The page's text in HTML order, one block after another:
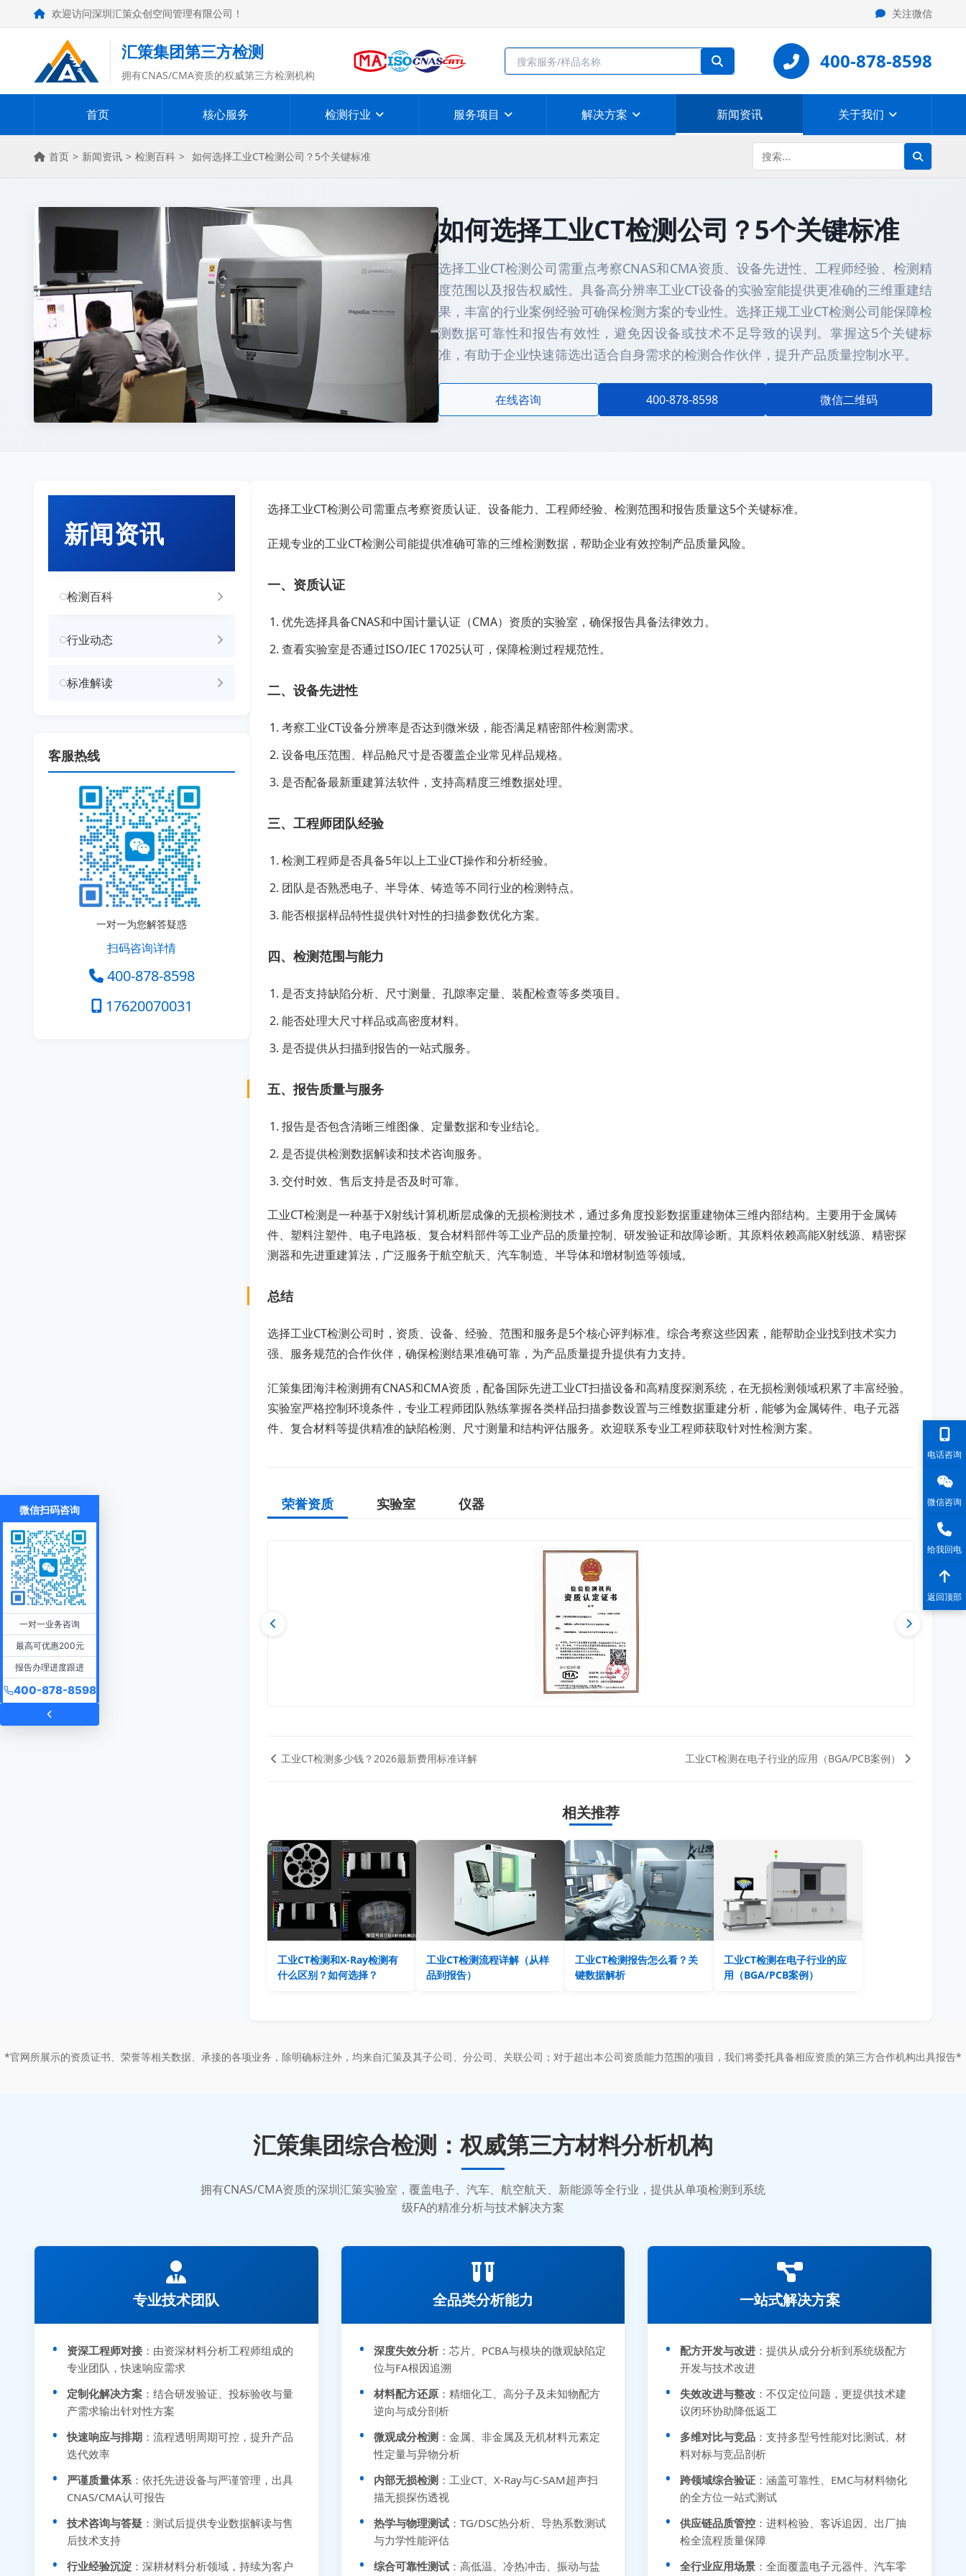
欢迎访问深圳汇策众创空间管理有限公司！ 关注微信
汇策集团第三方检测
拥有CNAS/CMA资质的权威第三方检测机构
400-878-8598
首页 核心服务 检测行业 服务项目 解决方案 新闻资讯 关于我们
首页 > 新闻资讯 > 检测百科 > 如何选择工业CT检测公司？5个关键标准
如何选择工业CT检测公司？5个关键标准
选择工业CT检测公司需重点考察CNAS和CMA资质、设备先进性、工程师经验、检测精
度范围以及报告权威性。具备高分辨率工业CT设备的实验室能提供更准确的三维重建结
果，丰富的行业案例经验可确保检测方案的专业性。选择正规工业CT检测公司能保障检
测数据可靠性和报告有效性，避免因设备或技术不足导致的误判。掌握这5个关键标
准，有助于企业快速筛选出适合自身需求的检测合作伙伴，提升产品质量控制水平。
在线咨询 400-878-8598 微信二维码
选择工业CT检测公司需重点考察资质认证、设备能力、工程师经验、检测范围和报告质量这5个关键标准。
正规专业的工业CT检测公司能提供准确可靠的三维检测数据，帮助企业有效控制产品质量风险。
一、资质认证
优先选择具备CNAS和中国计量认证（CMA）资质的实验室，确保报告具备法律效力。
查看实验室是否通过ISO/IEC 17025认可，保障检测过程规范性。
二、设备先进性
考察工业CT设备分辨率是否达到微米级，能否满足精密部件检测需求。
设备电压范围、样品舱尺寸是否覆盖企业常见样品规格。
是否配备最新重建算法软件，支持高精度三维数据处理。
三、工程师团队经验
检测工程师是否具备5年以上工业CT操作和分析经验。
团队是否熟悉电子、半导体、铸造等不同行业的检测特点。
能否根据样品特性提供针对性的扫描参数优化方案。
四、检测范围与能力
是否支持缺陷分析、尺寸测量、孔隙率定量、装配检查等多类项目。
能否处理大尺寸样品或高密度材料。
是否提供从扫描到报告的一站式服务。
五、报告质量与服务
报告是否包含清晰三维图像、定量数据和专业结论。
是否提供检测数据解读和技术咨询服务。
交付时效、售后支持是否及时可靠。
工业CT检测是一种基于X射线计算机断层成像的无损检测技术，通过多角度投影数据重建物体三维内部结构。主要用于金属铸
件、塑料注塑件、电子电路板、复合材料部件等工业产品的质量控制、研发验证和故障诊断。其原料依赖高能X射线源、精密探
测器和先进重建算法，广泛服务于航空航天、汽车制造、半导体和增材制造等领域。
总结
选择工业CT检测公司时，资质、设备、经验、范围和服务是5个核心评判标准。综合考察这些因素，能帮助企业找到技术实力
强、服务规范的合作伙伴，确保检测结果准确可靠，为产品质量提升提供有力支持。
汇策集团海沣检测拥有CNAS和CMA资质，配备国际先进工业CT扫描设备和高精度探测系统，在无损检测领域积累了丰富经验。
实验室严格控制环境条件，专业工程师团队熟练掌握各类样品扫描参数设置与三维数据重建分析，能够为金属铸件、电子元器
件、复合材料等提供精准的缺陷检测、尺寸测量和结构评估服务。欢迎联系专业工程师获取针对性检测方案。
荣誉资质 实验室 仪器
工业CT检测多少钱？2026最新费用标准详解 工业CT检测在电子行业的应用（BGA/PCB案例）
相关推荐
工业CT检测和X-Ray检测有
什么区别？如何选择？
工业CT检测流程详解（从样
品到报告）
工业CT检测报告怎么看？关
键数据解析
工业CT检测在电子行业的应
用（BGA/PCB案例）
新闻资讯
检测百科
行业动态
标准解读
客服热线
一对一为您解答疑惑
扫码咨询详情
400-878-8598
17620070031
*官网所展示的资质证书、荣誉等相关数据、承接的各项业务，除明确标注外，均来自汇策及其子公司、分公司、关联公司；对于超出本公司资质能力范围的项目，我们将委托具备相应资质的第三方合作机构出具报告*
汇策集团综合检测：权威第三方材料分析机构
拥有CNAS/CMA资质的深圳汇策实验室，覆盖电子、汽车、航空航天、新能源等全行业，提供从单项检测到系统
级FA的精准分析与技术解决方案
专业技术团队
资深工程师对接 ：由资深材料分析工程师组成的
专业团队，快速响应需求
定制化解决方案 ：结合研发验证、投标验收与量
产需求输出针对性方案
快速响应与排期 ：流程透明周期可控，提升产品
迭代效率
严谨质量体系：依托先进设备与严谨管理，出具
CNAS/CMA认可报告
技术咨询与答疑 ：测试后提供专业数据解读与售
后技术支持
行业经验沉淀 ：深耕材料分析领域，持续为客户
全品类分析能力
深度失效分析：芯片、PCBA与模块的微观缺陷定
位与FA根因追溯
材料配方还原：精细化工、高分子及未知物配方
逆向与成分剖析
微观成分检测 ：金属、非金属及无机材料元素定
性定量与异物分析
内部无损检测 ：工业CT、X-Ray与C-SAM超声扫
描无损探伤透视
热学与物理测试：TG/DSC热分析、导热系数测试
与力学性能评估
综合可靠性测试：高低温、冷热冲击、振动与盐
一站式解决方案
配方开发与改进 ：提供从成分分析到系统级配方
开发与技术改进
失效改进与整改 ：不仅定位问题，更提供技术建
议闭环协助降低返工
多维对比与竞品 ：支持多型号性能对比测试、材
料对标与竞品剖析
跨领域综合验证 ：涵盖可靠性、EMC与材料物化
的全方位一站式测试
供应链品质管控 ：进料检验、客诉追因、出厂抽
检全流程质量保障
全行业应用场景 ：全面覆盖电子元器件、汽车零
张先生 138****5889 刚刚提交EMC报价需求
电话咨询
微信咨询
给我回电
返回顶部
微信扫码咨询
一对一业务咨询
最高可优惠200元
报告办理进度跟进
400-878-8598